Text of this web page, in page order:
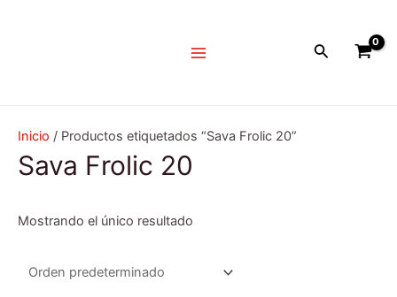
Menu
Buscar
Inicio / Productos etiquetados “Sava Frolic 20”
Sava Frolic 20
Mostrando el único resultado